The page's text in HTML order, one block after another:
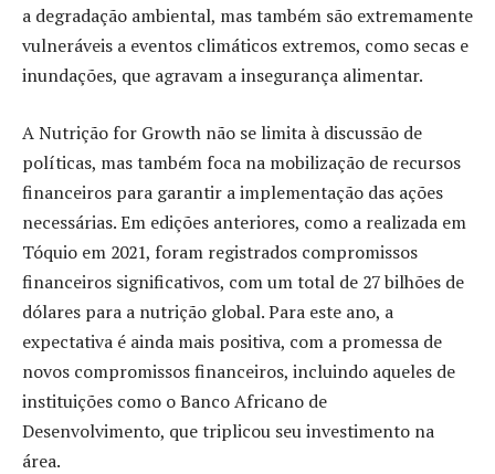
a degradação ambiental, mas também são extremamente
vulneráveis a eventos climáticos extremos, como secas e
inundações, que agravam a insegurança alimentar.
A Nutrição for Growth não se limita à discussão de
políticas, mas também foca na mobilização de recursos
financeiros para garantir a implementação das ações
necessárias. Em edições anteriores, como a realizada em
Tóquio em 2021, foram registrados compromissos
financeiros significativos, com um total de 27 bilhões de
dólares para a nutrição global. Para este ano, a
expectativa é ainda mais positiva, com a promessa de
novos compromissos financeiros, incluindo aqueles de
instituições como o Banco Africano de
Desenvolvimento, que triplicou seu investimento na
área.